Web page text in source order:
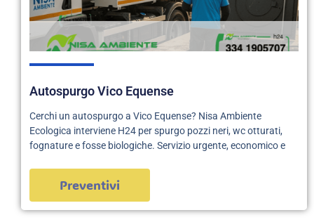
Autospurgo Vico Equense
Cerchi un autospurgo a Vico Equense? Nisa Ambiente
Ecologica interviene H24 per spurgo pozzi neri, wc otturati,
fognature e fosse biologiche. Servizio urgente, economico e
Preventivi